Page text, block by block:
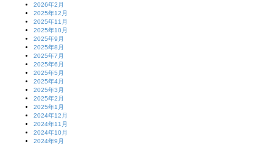
2026年2月
2025年12月
2025年11月
2025年10月
2025年9月
2025年8月
2025年7月
2025年6月
2025年5月
2025年4月
2025年3月
2025年2月
2025年1月
2024年12月
2024年11月
2024年10月
2024年9月